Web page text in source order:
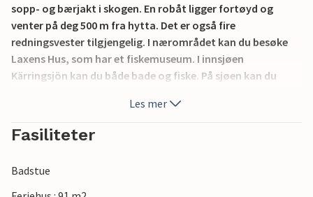
sopp- og bærjakt i skogen. En robåt ligger fortøyd og
venter på deg 500 m fra hytta. Det er også fire
redningsvester tilgjengelig. I nærområdet kan du besøke
Laxens Hus, som har et fiskemuseum. I innsjøen
Kärringsjön kan du både bade og fiske. På sjøen kan du
Les mer
Fasiliteter
Badstue